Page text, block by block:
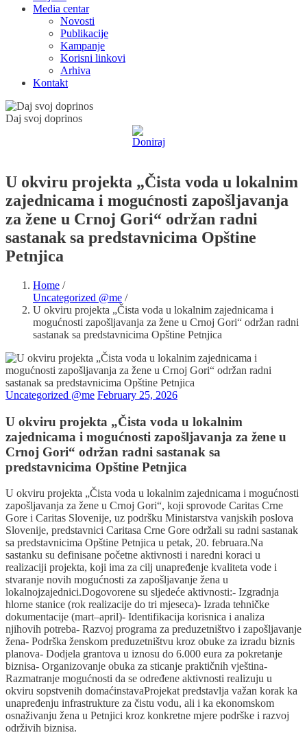
Media centar
Novosti
Publikacije
Kampanje
Korisni linkovi
Arhiva
Kontakt
Daj svoj doprinos
U okviru projekta „Čista voda u lokalnim
zajednicama i mogućnosti zapošljavanja
za žene u Crnoj Gori“ održan radni
sastanak sa predstavnicima Opštine
Petnjica
Home /
Uncategorized @me /
U okviru projekta „Čista voda u lokalnim zajednicama i
mogućnosti zapošljavanja za žene u Crnoj Gori“ održan radni
sastanak sa predstavnicima Opštine Petnjica
Uncategorized @me February 25, 2026
U okviru projekta „Čista voda u lokalnim
zajednicama i mogućnosti zapošljavanja za žene u
Crnoj Gori“ održan radni sastanak sa
predstavnicima Opštine Petnjica
U okviru projekta „Čista voda u lokalnim zajednicama i mogućnosti
zapošljavanja za žene u Crnoj Gori“, koji sprovode Caritas Crne
Gore i Caritas Slovenije, uz podršku Ministarstva vanjskih poslova
Slovenije, predstavnici Caritasa Crne Gore održali su radni sastanak
sa predstavnicima Opštine Petnjica u petak, 20. februara.Na
sastanku su definisane početne aktivnosti i naredni koraci u
realizaciji projekta, koji ima za cilj unapređenje kvaliteta vode i
stvaranje novih mogućnosti za zapošljavanje žena u
lokalnojzajednici.Dogovorene su sljedeće aktivnosti:- Izgradnja
hlorne stanice (rok realizacije do tri mjeseca)- Izrada tehničke
dokumentacije (mart–april)- Identifikacija korisnica i analiza
njihovih potreba- Razvoj programa za preduzetništvo i zapošljavanje
žena- Podrška ženskom preduzetništvu kroz obuke za izradu biznis
planova- Dodjela grantova u iznosu do 6.000 eura za pokretanje
biznisa- Organizovanje obuka za sticanje praktičnih vještina-
Razmatranje mogućnosti da se određene aktivnosti realizuju u
okviru sopstvenih domaćinstavaProjekat predstavlja važan korak ka
unapređenju infrastrukture za čistu vodu, ali i ka ekonomskom
osnaživanju žena u Petnjici kroz konkretne mjere podrške i razvoj
održivih biznisa.